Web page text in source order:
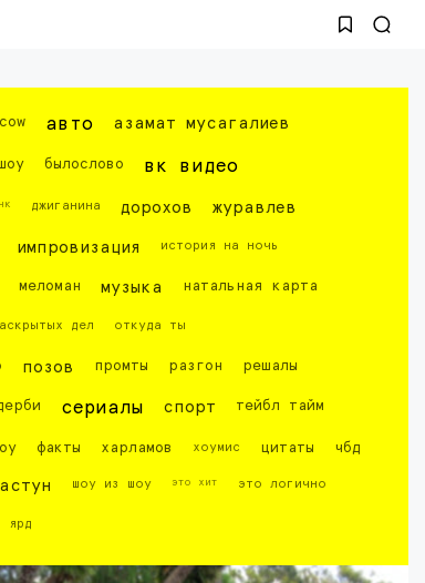
авто азамат мусагалиев
былослово вк видео
джиганина дорохов журавлев
импровизация история на ночь
меломан музыка натальная карта
дел откуда ты
позов промты разгон решалы
сериалы спорт тейбл тайм
факты харламов хоумис цитаты чбд
шоу из шоу это хит это логично
ярд